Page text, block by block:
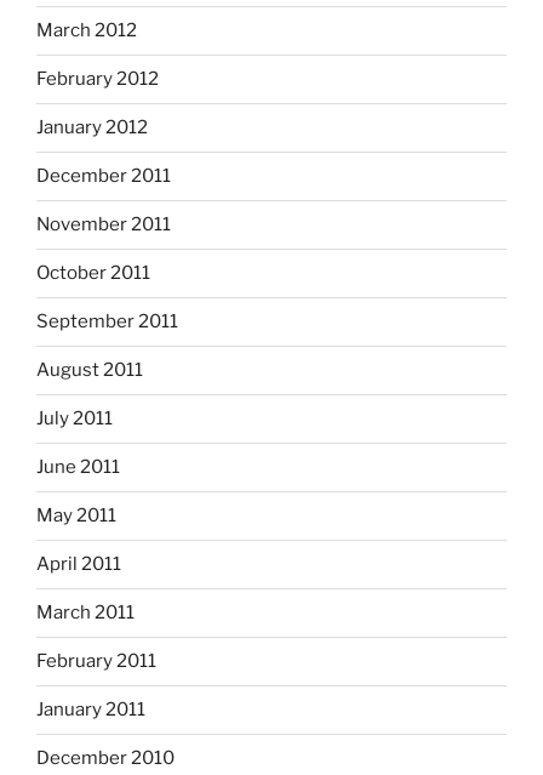
March 2012
February 2012
January 2012
December 2011
November 2011
October 2011
September 2011
August 2011
July 2011
June 2011
May 2011
April 2011
March 2011
February 2011
January 2011
December 2010